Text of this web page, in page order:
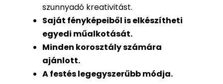
szunnyadó kreativitást.
Saját fényképeiből iselkészítheti
egyedi műalkotását.
Minden korosztály számára
ajánlott.
A festés legegyszerűbb módja.